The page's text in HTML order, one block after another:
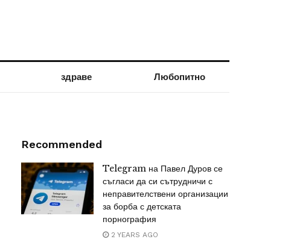
здраве Любопитно
Recommended
Telegram на Павел Дуров се
съгласи да си сътрудничи с
неправителствени организации
за борба с детската
порнография
2 YEARS AGO